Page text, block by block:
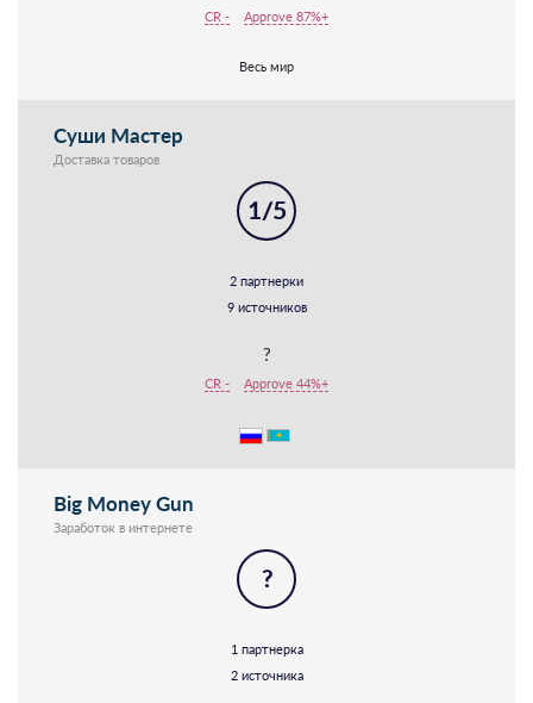
CR - Approve 87%+
Весь мир
Суши Мастер
Доставка товаров
1/5
2 партнерки
9 источников
?
CR - Approve 44%+
Big Money Gun
Заработок в интернете
?
1 партнерка
2 источника